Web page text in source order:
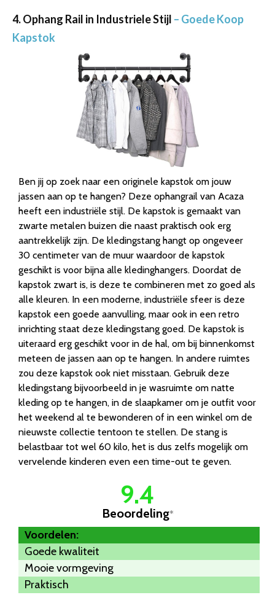
4. Ophang Rail in Industriele Stijl – Goede Koop
Kapstok
Ben jij op zoek naar een originele kapstok om jouw
jassen aan op te hangen? Deze ophangrail van Acaza
heeft een industriële stijl. De kapstok is gemaakt van
zwarte metalen buizen die naast praktisch ook erg
aantrekkelijk zijn. De kledingstang hangt op ongeveer
30 centimeter van de muur waardoor de kapstok
geschikt is voor bijna alle kledinghangers. Doordat de
kapstok zwart is, is deze te combineren met zo goed als
alle kleuren. In een moderne, industriële sfeer is deze
kapstok een goede aanvulling, maar ook in een retro
inrichting staat deze kledingstang goed. De kapstok is
uiteraard erg geschikt voor in de hal, om bij binnenkomst
meteen de jassen aan op te hangen. In andere ruimtes
zou deze kapstok ook niet misstaan. Gebruik deze
kledingstang bijvoorbeeld in je wasruimte om natte
kleding op te hangen, in de slaapkamer om je outfit voor
het weekend al te bewonderen of in een winkel om de
nieuwste collectie tentoon te stellen. De stang is
belastbaar tot wel 60 kilo, het is dus zelfs mogelijk om
vervelende kinderen even een time-out te geven.
9.4
Beoordeling*
Voordelen:
Goede kwaliteit
Mooie vormgeving
Praktisch